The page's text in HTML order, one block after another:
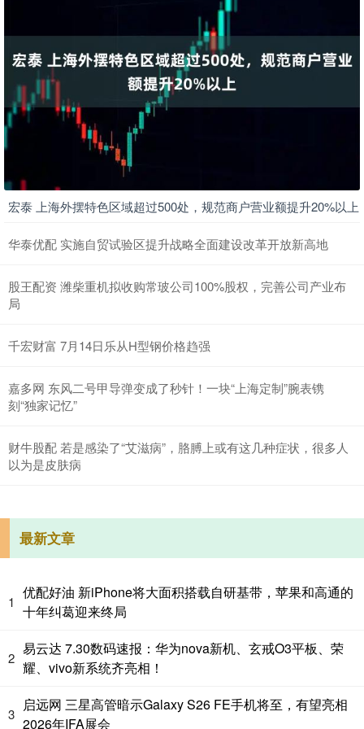
宏泰 上海外摆特色区域超过500处，规范商户营业额提升20%以上
华泰优配 实施自贸试验区提升战略全面建设改革开放新高地
股王配资 潍柴重机拟收购常玻公司100%股权，完善公司产业布
局
千宏财富 7月14日乐从H型钢价格趋强
嘉多网 东风二号甲导弹变成了秒针！一块“上海定制”腕表镌
刻“独家记忆”
财牛股配 若是感染了“艾滋病”，胳膊上或有这几种症状，很多人
以为是皮肤病
最新文章
1
优配好油 新iPhone将大面积搭载自研基带，苹果和高通的
十年纠葛迎来终局
2
易云达 7.30数码速报：华为nova新机、玄戒O3平板、荣
耀、vivo新系统齐亮相！
3
启远网 三星高管暗示Galaxy S26 FE手机将至，有望亮相
2026年IFA展会